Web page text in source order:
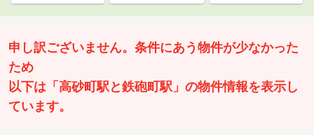
申し訳ございません。条件にあう物件が少なかった
ため
以下は「高砂町駅と鉄砲町駅」の物件情報を表示し
ています。